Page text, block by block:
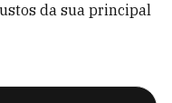
da sua principal